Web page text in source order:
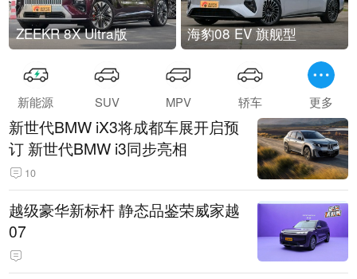
ZEEKR 8X Ultra版 海豹08 EV 旗舰型
新能源 SUV MPV 轿车 更多
新世代BMW iX3将成都车展开启预
订 新世代BMW i3同步亮相
10
越级豪华新标杆 静态品鉴荣威家越
07